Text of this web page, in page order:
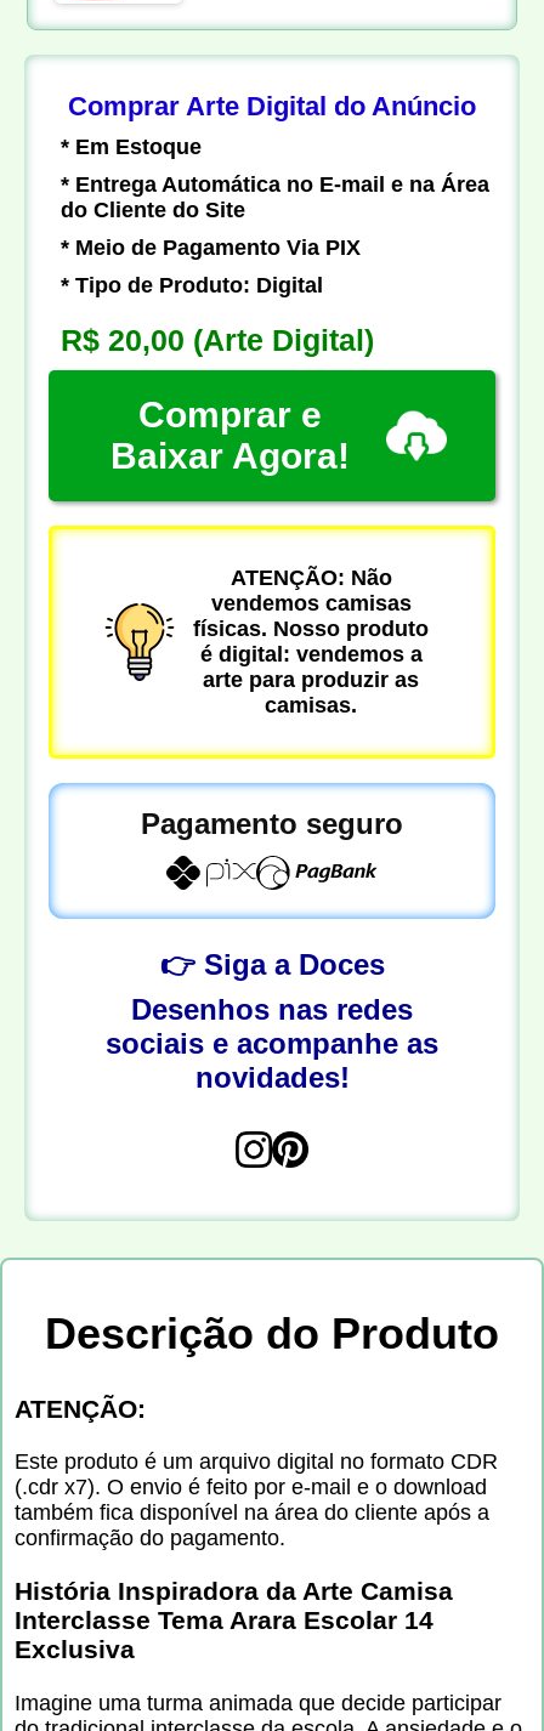
Comprar Arte Digital do Anúncio
* Em Estoque
* Entrega Automática no E-mail e na Área
do Cliente do Site
* Meio de Pagamento Via PIX
* Tipo de Produto: Digital
R$ 20,00 (Arte Digital)
Comprar e
Baixar Agora!
ATENÇÃO: Não
vendemos camisas
físicas. Nosso produto
é digital: vendemos a
arte para produzir as
camisas.
Pagamento seguro
👉 Siga a Doces
Desenhos nas redes
sociais e acompanhe as
novidades!
Descrição do Produto
ATENÇÃO:
Este produto é um arquivo digital no formato CDR
(.cdr x7). O envio é feito por e-mail e o download
também fica disponível na área do cliente após a
confirmação do pagamento.
História Inspiradora da Arte Camisa
Interclasse Tema Arara Escolar 14
Exclusiva
Imagine uma turma animada que decide participar